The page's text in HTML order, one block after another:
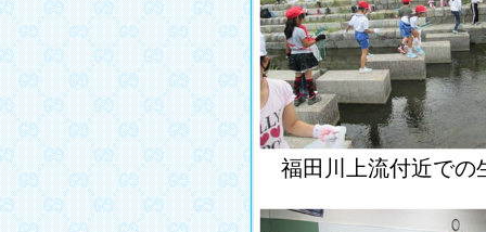
福田川上流付近での